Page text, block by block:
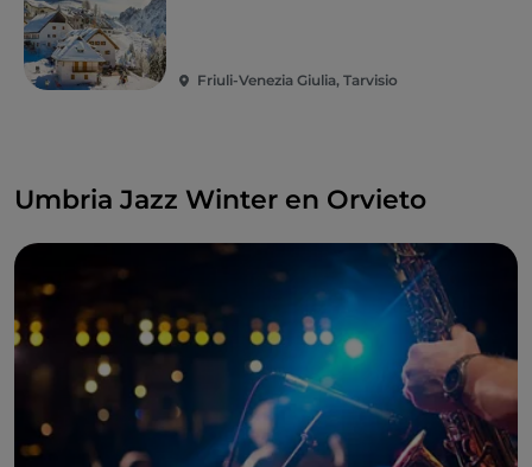
Friuli-Venezia Giulia, Tarvisio
Umbria Jazz Winter en Orvieto